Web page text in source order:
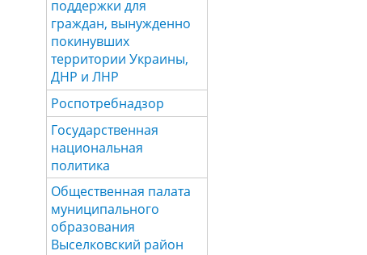
поддержки для
граждан, вынужденно
покинувших
территории Украины,
ДНР и ЛНР
Роспотребнадзор
Государственная
национальная
политика
Общественная палата
муниципального
образования
Выселковский район